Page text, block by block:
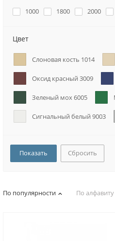
1000 1800 2000
Цвет
Слоновая кость 1014
Оксид красный 3009
Зеленый мох 6005
Сигнальный белый 9003
Сбросить
По популярности По алфавиту